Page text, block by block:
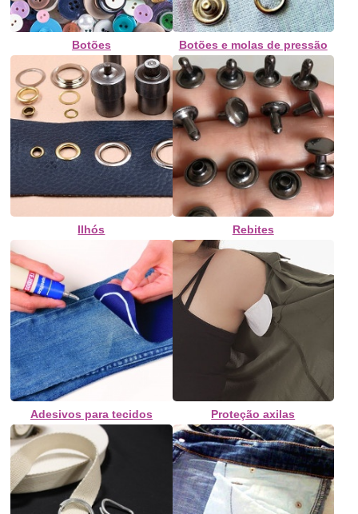
Botões Botões e molas de pressão
Ilhós Rebites
Adesivos para tecidos Proteção axilas